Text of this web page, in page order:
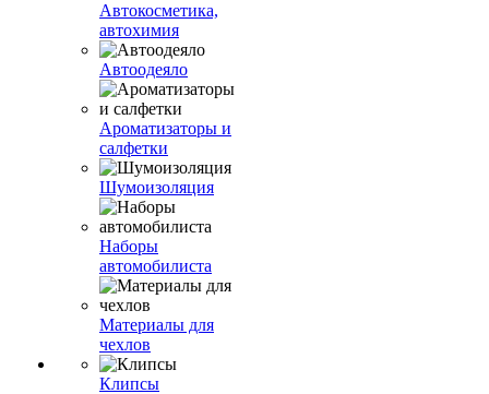
Автокосметика,
автохимия
Автоодеяло
Ароматизаторы и
салфетки
Шумоизоляция
Наборы
автомобилиста
Материалы для
чехлов
Клипсы